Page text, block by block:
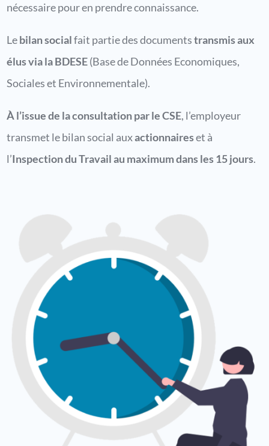
nécessaire pour en prendre connaissance.
Lebilan socialfait partie des documentstransmis aux
élus via la BDESE(Base de Données Economiques,
Sociales et Environnementale).
À l’issue de la consultation par le CSE, l’employeur
transmet le bilan social auxactionnaireset à
l’Inspection du Travail au maximum dans les 15 jours.